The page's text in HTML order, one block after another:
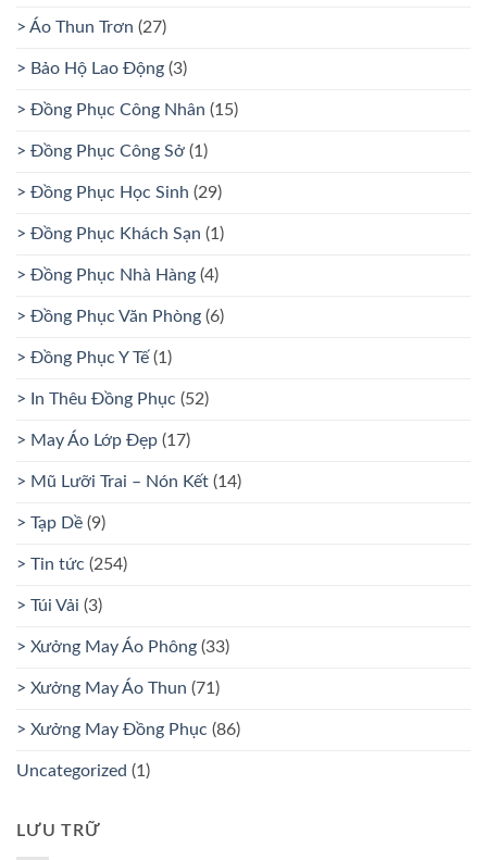
> Áo Thun Trơn (27)
> Bảo Hộ Lao Động (3)
> Đồng Phục Công Nhân (15)
> Đồng Phục Công Sở (1)
> Đồng Phục Học Sinh (29)
> Đồng Phục Khách Sạn (1)
> Đồng Phục Nhà Hàng (4)
> Đồng Phục Văn Phòng (6)
> Đồng Phục Y Tế (1)
> In Thêu Đồng Phục (52)
> May Áo Lớp Đẹp (17)
> Mũ Lưỡi Trai – Nón Kết (14)
> Tạp Dề (9)
> Tin tức (254)
> Túi Vải (3)
> Xưởng May Áo Phông (33)
> Xưởng May Áo Thun (71)
> Xưởng May Đồng Phục (86)
Uncategorized (1)
LƯU TRỮ